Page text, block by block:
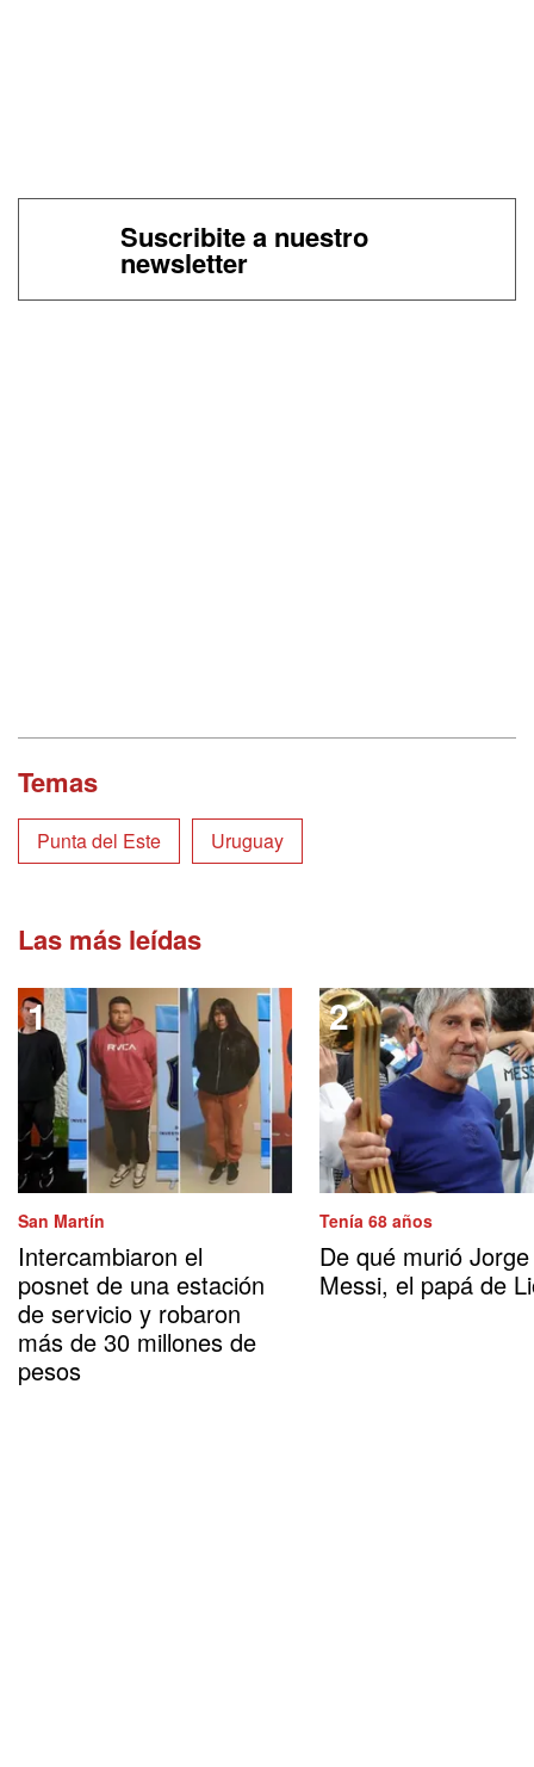
Suscribite a nuestro
newsletter
Temas
Punta del Este Uruguay
Las más leídas
San Martín
Intercambiaron el
posnet de una estación
de servicio y robaron
más de 30 millones de
pesos
Tenía 68 años
De qué murió Jorge
Messi, el papá de